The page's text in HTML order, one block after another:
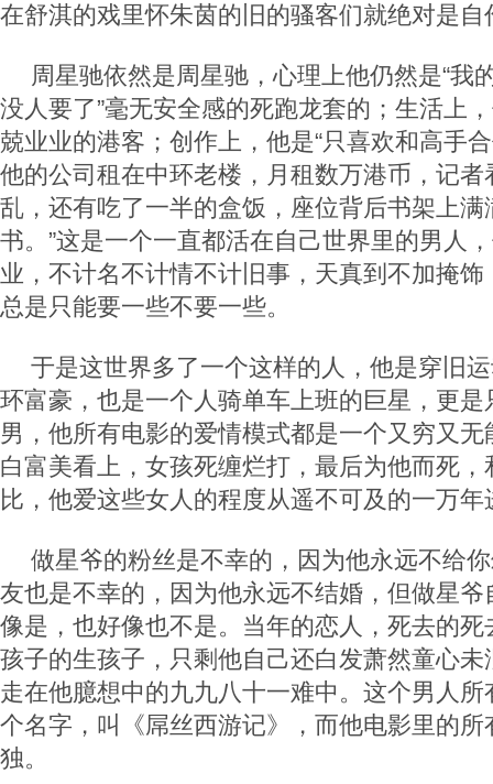
在舒淇的戏里怀朱茵的旧的骚客们就绝对是自
周星驰依然是周星驰，心理上他仍然是“我
没人要了”毫无安全感的死跑龙套的；生活上
兢业业的港客；创作上，他是“只喜欢和高手
他的公司租在中环老楼，月租数万港币，记者
乱，还有吃了一半的盒饭，座位背后书架上满
书。”这是一个一直都活在自己世界里的男人
业，不计名不计情不计旧事，天真到不加掩
总是只能要一些不要一些。
于是这世界多了一个这样的人，他是穿旧
环富豪，也是一个人骑单车上班的巨星，更
男，他所有电影的爱情模式都是一个又穷又
白富美看上，女孩死缠烂打，最后为他而死
比，他爱这些女人的程度从遥不可及的一万
做星爷的粉丝是不幸的，因为他永远不给
友也是不幸的，因为他永远不结婚，但做星
像是，也好像也不是。当年的恋人，死去的
孩子的生孩子，只剩他自己还白发萧然童心
走在他臆想中的九九八十一难中。这个男人
个名字，叫《屌丝西游记》，而他电影里的
独。